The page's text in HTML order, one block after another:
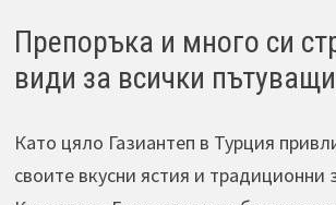
Препоръка и много си
види за всички пътуващи
Като цяло Газиантеп в Турция
своите вкусни ястия и традиционни